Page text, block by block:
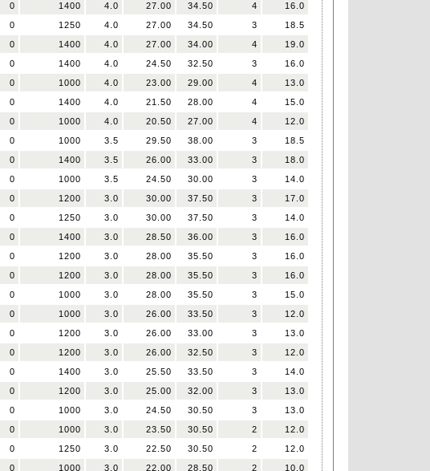
0 1400 4.0 27.00 34.50 4
16.0
0 1250 4.0 27.00 34.50 3
18.5
0 1400 4.0 27.00 34.00 4
19.0
0 1400 4.0 24.50 32.50 3
16.0
0 1000 4.0 23.00 29.00 4
13.0
0 1400 4.0 21.50 28.00 4
15.0
0 1000 4.0 20.50 27.00 4
12.0
0 1000 3.5 29.50 38.00 3
18.5
0 1400 3.5 26.00 33.00 3
18.0
0 1000 3.5 24.50 30.00 3
14.0
0 1200 3.0 30.00 37.50 3
17.0
0 1250 3.0 30.00 37.50 3
14.0
0 1400 3.0 28.50 36.00 3
16.0
0 1200 3.0 28.00 35.50 3
16.0
0 1200 3.0 28.00 35.50 3
16.0
0 1000 3.0 28.00 35.50 3
15.0
0 1000 3.0 26.00 33.50 3
12.0
0 1200 3.0 26.00 33.00 3
13.0
0 1200 3.0 26.00 32.50 3
12.0
0 1400 3.0 25.50 33.50 3
14.0
0 1200 3.0 25.00 32.00 3
13.0
0 1000 3.0 24.50 30.50 3
13.0
0 1000 3.0 23.50 30.50 2
12.0
0 1250 3.0 22.50 30.50 2
12.0
0 1000 3.0 22.00 28.50 2 10.0